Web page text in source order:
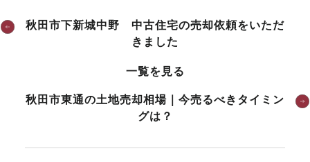
秋田市下新城中野 中古住宅の売却依頼をいただ
きました
一覧を見る
秋田市東通の土地売却相場｜今売るべきタイミン
グは？